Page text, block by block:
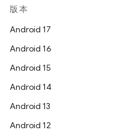
版本
Android 17
Android 16
Android 15
Android 14
Android 13
Android 12